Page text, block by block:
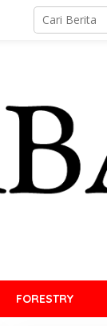
FORESTRY